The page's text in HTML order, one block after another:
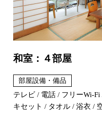
和室：４部屋
部屋設備・備品
テレビ / 電話 / フリーWi-
キセット / タオル / 浴衣 /